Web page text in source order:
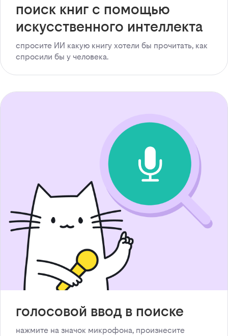
поиск книг с помощью
искусственного интеллекта
спросите ИИ какую книгу хотели бы прочитать, как
спросили бы у человека.
голосовой ввод в поиске
нажмите на значок микрофона, произнесите